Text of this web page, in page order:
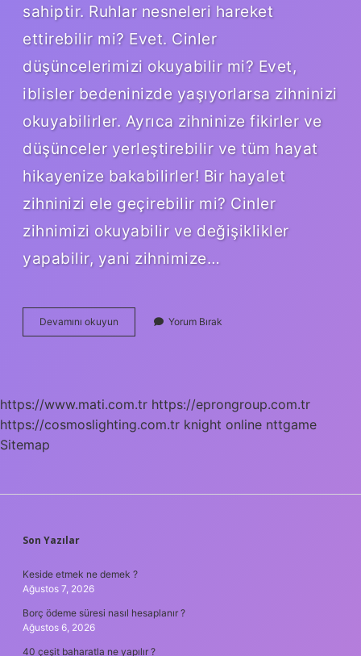
sahiptir. Ruhlar nesneleri hareket
ettirebilir mi? Evet. Cinler
düşüncelerimizi okuyabilir mi? Evet,
iblisler bedeninizde yaşıyorlarsa zihninizi
okuyabilirler. Ayrıca zihninize fikirler ve
düşünceler yerleştirebilir ve tüm hayat
hikayenize bakabilirler! Bir hayalet
zihninizi ele geçirebilir mi? Cinler
zihnimizi okuyabilir ve değişiklikler
yapabilir, yani zihnimize…
Devamını okuyun
En
Yorum Bırak
https://www.mati.com.tr https://eprongroup.com.tr
https://cosmoslighting.com.tr knight online nttgame
Sitemap
SIDEBAR
Son Yazılar
Keside etmek ne demek ?
Ağustos 7, 2026
Borç ödeme süresi nasıl hesaplanır ?
Ağustos 6, 2026
40 çeşit baharatla ne yapılır ?